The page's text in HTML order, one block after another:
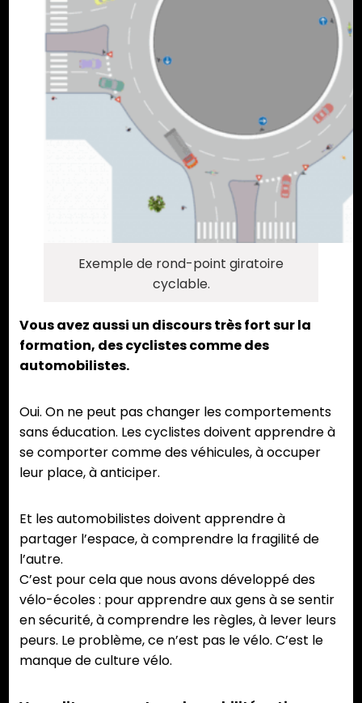
Exemple de rond-point giratoire
cyclable.
Vous avez aussi un discours très fort sur la
formation, des cyclistes comme des
automobilistes.
Oui. On ne peut pas changer les comportements
sans éducation. Les cyclistes doivent apprendre à
se comporter comme des véhicules, à occuper
leur place, à anticiper.
Et les automobilistes doivent apprendre à
partager l’espace, à comprendre la fragilité de
l’autre.
C’est pour cela que nous avons développé des
vélo-écoles : pour apprendre aux gens à se sentir
en sécurité, à comprendre les règles, à lever leurs
peurs. Le problème, ce n’est pas le vélo. C’est le
manque de culture vélo.